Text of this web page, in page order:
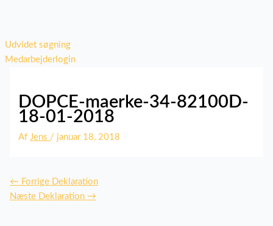
Udvidet søgning
Medarbejderlogin
DOPCE-maerke-34-82100D-
18-01-2018
Af Jens / januar 18, 2018
← Forrige Deklaration
Næste Deklaration →